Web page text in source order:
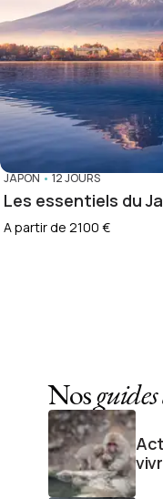
JAPON•12 JOURS
Les essentiels du
A partir de 2100 €
Nos